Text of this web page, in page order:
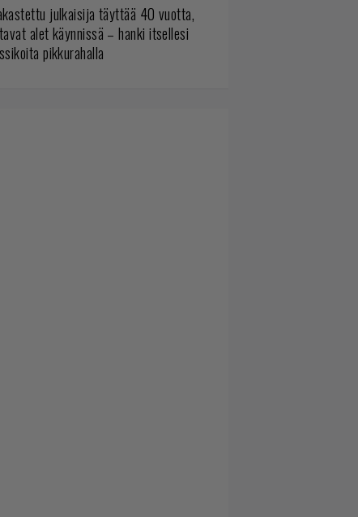
julkaisija täyttää 40 vuotta,
alet käynnissä – hanki itsellesi
pikkurahalla